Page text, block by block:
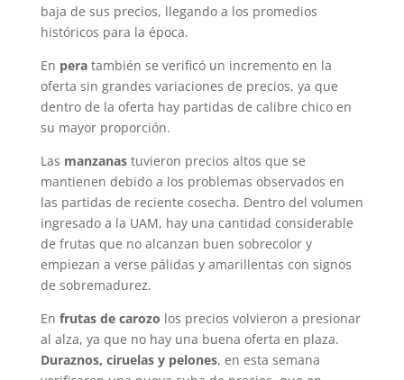
baja de sus precios, llegando a los promedios
históricos para la época.
En pera también se verificó un incremento en la
oferta sin grandes variaciones de precios, ya que
dentro de la oferta hay partidas de calibre chico en
su mayor proporción.
Las manzanastuvieron precios altos que se
mantienen debido a los problemas observados en
las partidas de reciente cosecha. Dentro del volumen
ingresado a la UAM, hay una cantidad considerable
de frutas que no alcanzan buen sobrecolor y
empiezan a verse pálidas y amarillentas con signos
de sobremadurez.
En frutas de carozo los precios volvieron a presionar
al alza, ya que no hay una buena oferta en plaza.
Duraznos, ciruelas y pelones, en esta semana